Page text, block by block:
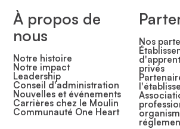
À propos de
nous
Notre histoire
Notre impact
Leadership
Conseil d'administration
Nouvelles et événements
Carrières chez le Moulin
Communauté One Heart
Nos
privés